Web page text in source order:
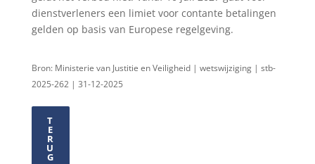
dienstverleners een limiet voor contante betalingen
gelden op basis van Europese regelgeving.
Bron: Ministerie van Justitie en Veiligheid | wetswijziging | stb-
2025-262 | 31-12-2025
T
E
R
U
G